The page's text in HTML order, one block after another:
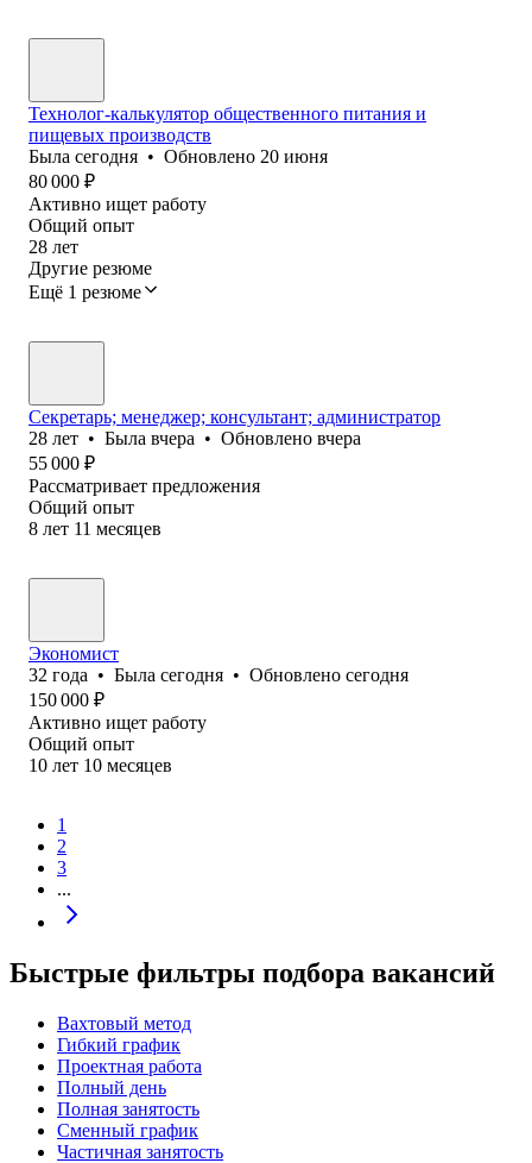
Технолог-калькулятор общественного питания и
пищевых производств
Была сегодня • Обновлено 20 июня
80 000 ₽
Активно ищет работу
Общий опыт
28 лет
Другие резюме
Ещё 1 резюме
Секретарь; менеджер; консультант; администратор
28 лет • Была вчера • Обновлено вчера
55 000 ₽
Рассматривает предложения
Общий опыт
8 лет 11 месяцев
Экономист
32 года • Была сегодня • Обновлено сегодня
150 000 ₽
Активно ищет работу
Общий опыт
10 лет 10 месяцев
1
2
3
...
Быстрые фильтры подбора вакансий
Вахтовый метод
Гибкий график
Проектная работа
Полный день
Полная занятость
Сменный график
Частичная занятость